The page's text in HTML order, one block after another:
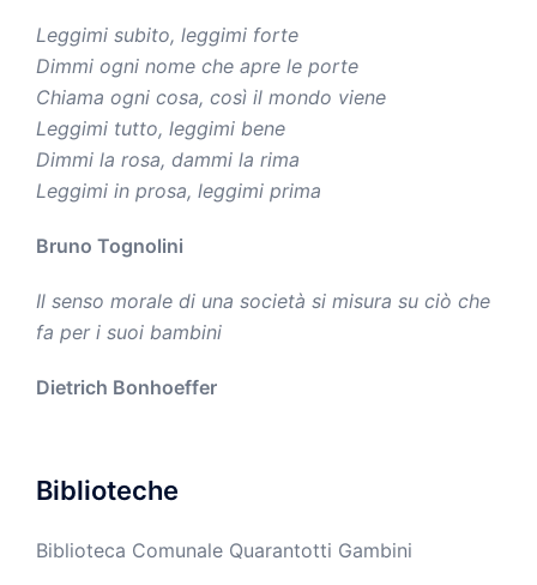
Leggimi subito, leggimi forte
Dimmi ogni nome che apre le porte
Chiama ogni cosa, così il mondo viene
Leggimi tutto, leggimi bene
Dimmi la rosa, dammi la rima
Leggimi in prosa, leggimi prima
Bruno Tognolini
Il senso morale di una società si misura su ciò che
fa per i suoi bambini
Dietrich Bonhoeffer
Biblioteche
Biblioteca Comunale Quarantotti Gambini